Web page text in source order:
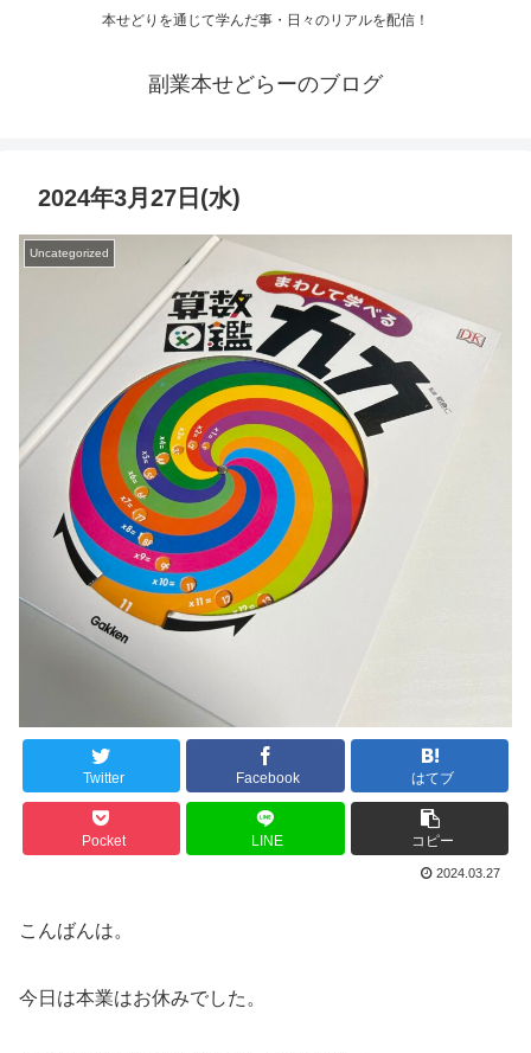
本せどりを通じて学んだ事・日々のリアルを配信！
副業本せどらーのブログ
2024年3月27日(水)
Uncategorized
Twitter Facebook はてブ
Pocket LINE コピー
2024.03.27
こんばんは。
今日は本業はお休みでした。